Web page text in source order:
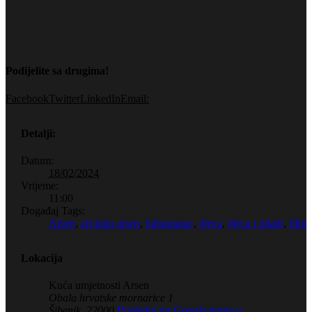
Podijelite sa drugima!
Facebook TwitterLinkedInEmail:
Detalji:
Datum:
18/02/2024
Vrijeme:
11:00
Događaj Tags:
Arsen, art kino arsen, bubamarac, djeca, djeca i mladi, film
Lokacija
Kuća umjetnosti Arsen
Obala hrvatske mornarice 1